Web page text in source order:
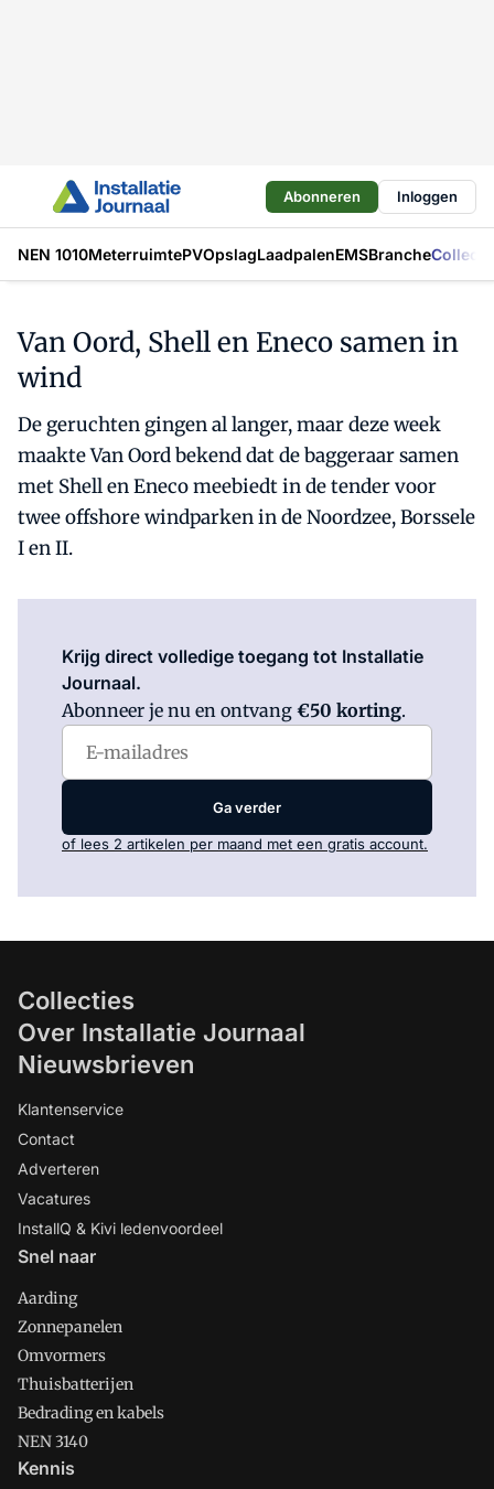
Abonneren Inloggen
NEN 1010MeterruimtePVOpslagLaadpalenEMSBranche
Van Oord, Shell en Eneco samen in
wind
De geruchten gingen al langer, maar deze week
maakte Van Oord bekend dat de baggeraar samen
met Shell en Eneco meebiedt in de tender voor
twee offshore windparken in de Noordzee, Borssele
I en II.
Krijg direct volledige toegang tot Installatie
Journaal.
Abonneer je nu en ontvang €50 korting.
Ga verder
of lees 2 artikelen per maand met een gratis account.
Collecties
Over Installatie Journaal
Nieuwsbrieven
Klantenservice
Contact
Adverteren
Vacatures
InstallQ & Kivi ledenvoordeel
Snel naar
Aarding
Zonnepanelen
Omvormers
Thuisbatterijen
Bedrading en kabels
NEN 3140
Kennis